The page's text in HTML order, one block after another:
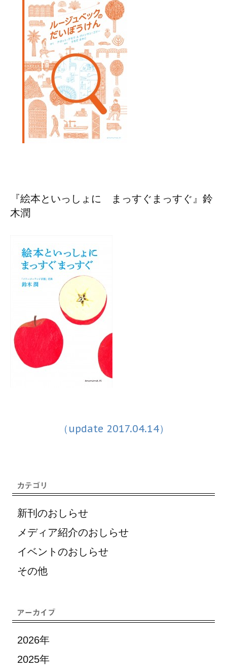
『絵本といっしょに まっすぐまっすぐ』鈴
木潤
（update 2017.04.14）
新刊のおしらせ
メディア紹介のおしらせ
イベントのおしらせ
その他
2026年
2025年